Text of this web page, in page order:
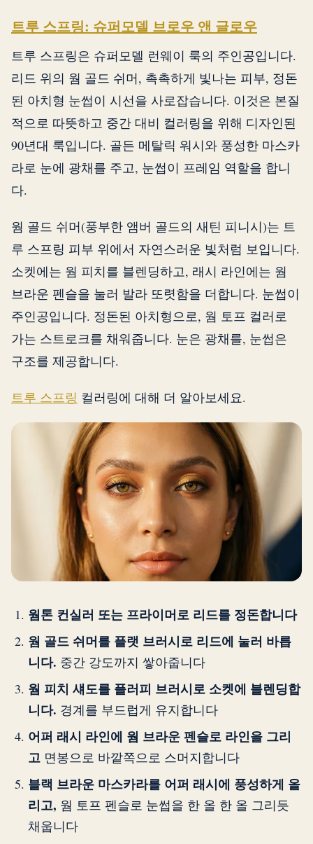
트루 스프링: 슈퍼모델 브로우 앤 글로우
트루 스프링은 슈퍼모델 런웨이 룩의 주인공입니다.
리드 위의 웜 골드 쉬머, 촉촉하게 빛나는 피부, 정돈
된 아치형 눈썹이 시선을 사로잡습니다. 이것은 본질
적으로 따뜻하고 중간 대비 컬러링을 위해 디자인된
90년대 룩입니다. 골든 메탈릭 워시와 풍성한 마스카
라로 눈에 광채를 주고, 눈썹이 프레임 역할을 합니
다.
웜 골드 쉬머(풍부한 앰버 골드의 새틴 피니시)는 트
루 스프링 피부 위에서 자연스러운 빛처럼 보입니다.
소켓에는 웜 피치를 블렌딩하고, 래시 라인에는 웜
브라운 펜슬을 눌러 발라 또렷함을 더합니다. 눈썹이
주인공입니다. 정돈된 아치형으로, 웜 토프 컬러로
가는 스트로크를 채워줍니다. 눈은 광채를, 눈썹은
구조를 제공합니다.
트루 스프링 컬러링에 대해 더 알아보세요.
웜톤 컨실러 또는 프라이머로 리드를 정돈합니다
웜 골드 쉬머를 플랫 브러시로 리드에 눌러 바릅
니다. 중간 강도까지 쌓아줍니다
웜 피치 섀도를 플러피 브러시로 소켓에 블렌딩합
니다. 경계를 부드럽게 유지합니다
어퍼 래시 라인에 웜 브라운 펜슬로 라인을 그리
고 면봉으로 바깥쪽으로 스머지합니다
블랙 브라운 마스카라를 어퍼 래시에 풍성하게 올
리고, 웜 토프 펜슬로 눈썹을 한 올 한 올 그리듯
채웁니다